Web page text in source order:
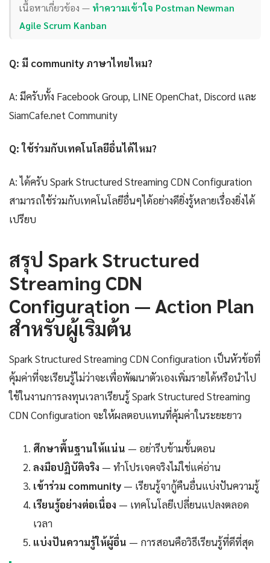
เนื้อหาเกี่ยวข้อง — ทำความเข้าใจ Postman Newman
Agile Scrum Kanban
Q: มี community ภาษาไทยไหม?
A: มีครับทั้ง Facebook Group, LINE OpenChat, Discord และ
SiamCafe.net Community
Q: ใช้ร่วมกับเทคโนโลยีอื่นได้ไหม?
A: ได้ครับ Spark Structured Streaming CDN Configuration
สามารถใช้ร่วมกับเทคโนโลยีอื่นๆได้อย่างดียิ่งรู้หลายเรื่องยิ่งได้
เปรียบ
สรุป Spark Structured
Streaming CDN
Configuration — Action Plan
สำหรับผู้เริ่มต้น
Spark Structured Streaming CDN Configuration เป็นหัวข้อที่
คุ้มค่าที่จะเรียนรู้ไม่ว่าจะเพื่อพัฒนาตัวเองเพิ่มรายได้หรือนำไป
ใช้ในงานการลงทุนเวลาเรียนรู้ Spark Structured Streaming
CDN Configuration จะให้ผลตอบแทนที่คุ้มค่าในระยะยาว
ศึกษาพื้นฐานให้แน่น — อย่ารีบข้ามขั้นตอน
ลงมือปฏิบัติจริง — ทำโปรเจคจริงไม่ใช่แค่อ่าน
เข้าร่วม community — เรียนรู้จากู้คืนอื่นแบ่งปันความรู้
เรียนรู้อย่างต่อเนื่อง — เทคโนโลยีเปลี่ยนแปลงตลอด
เวลา
แบ่งปันความรู้ให้ผู้อื่น — การสอนคือวิธีเรียนรู้ที่ดีที่สุด